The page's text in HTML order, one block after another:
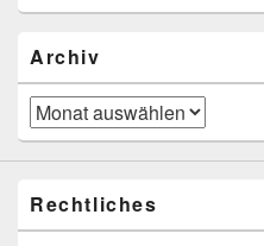
Archiv
Archiv
Rechtliches